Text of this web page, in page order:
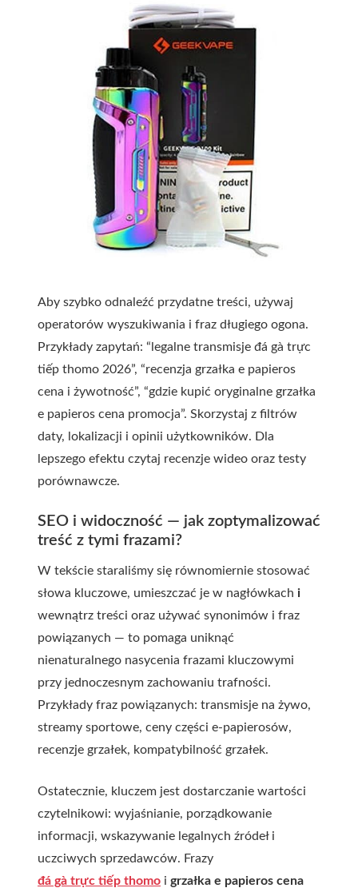
Aby szybko odnaleźć przydatne treści, używaj
operatorów wyszukiwania i fraz długiego ogona.
Przykłady zapytań: “legalne transmisje đá gà trực
tiếp thomo 2026”, “recenzja grzałka e papieros
cena i żywotność”, “gdzie kupić oryginalne grzałka
e papieros cena promocja”. Skorzystaj z filtrów
daty, lokalizacji i opinii użytkowników. Dla
lepszego efektu czytaj recenzje wideo oraz testy
porównawcze.
SEO i widoczność — jak zoptymalizować
treść z tymi frazami?
W tekście staraliśmy się równomiernie stosować
słowa kluczowe, umieszczać je w nagłówkach i
wewnątrz treści oraz używać synonimów i fraz
powiązanych — to pomaga uniknąć
nienaturalnego nasycenia frazami kluczowymi
przy jednoczesnym zachowaniu trafności.
Przykłady fraz powiązanych: transmisje na żywo,
streamy sportowe, ceny części e-papierosów,
recenzje grzałek, kompatybilność grzałek.
Ostatecznie, kluczem jest dostarczanie wartości
czytelnikowi: wyjaśnianie, porządkowanie
informacji, wskazywanie legalnych źródeł i
uczciwych sprzedawców. Frazy
đá gà trực tiếp thomo i grzałka e papieros cena